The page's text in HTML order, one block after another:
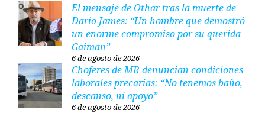
El mensaje de Othar tras la muerte de
Darío James: “Un hombre que demostró
un enorme compromiso por su querida
Gaiman”
6 de agosto de 2026
Choferes de MR denuncian condiciones
laborales precarias: “No tenemos baño,
descanso, ni apoyo”
6 de agosto de 2026